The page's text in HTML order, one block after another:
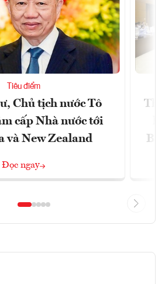
Tiêu điểm
Chủ tịch nước Tô
cấp Nhà nước tới
và New Zealand
Đọc ngay